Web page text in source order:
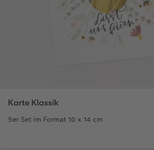
Karte Klassik
5er Set im Format 10 x 14 cm